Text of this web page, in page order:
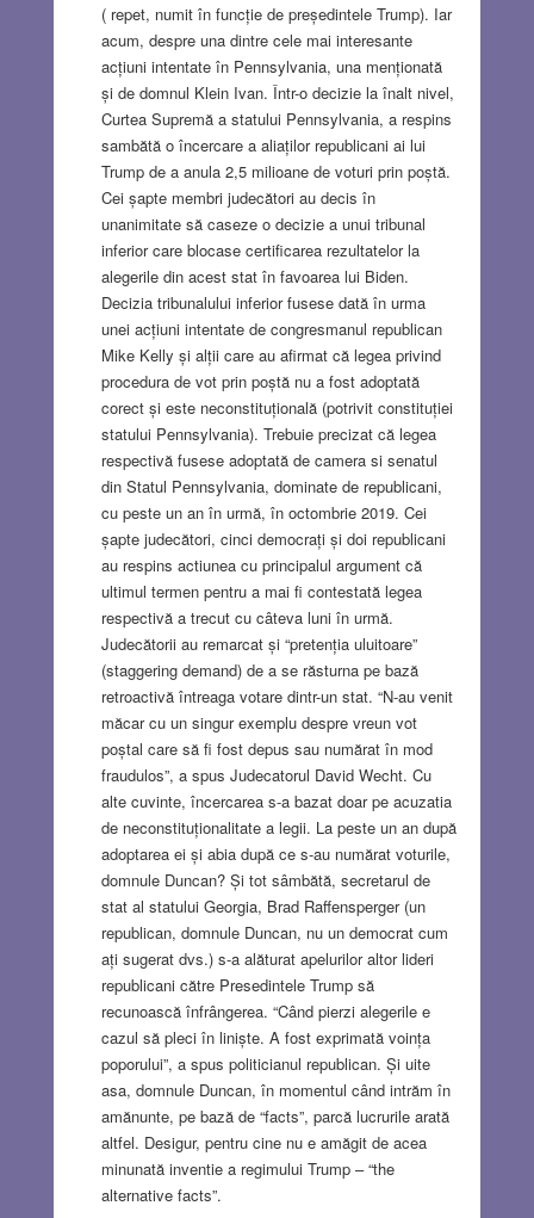
( repet, numit în funcție de președintele Trump). Iar
acum, despre una dintre cele mai interesante
acțiuni intentate în Pennsylvania, una menționată
și de domnul Klein Ivan. Într-o decizie la înalt nivel,
Curtea Supremă a statului Pennsylvania, a respins
sambătă o încercare a aliaților republicani ai lui
Trump de a anula 2,5 milioane de voturi prin poștă.
Cei șapte membri judecători au decis în
unanimitate să caseze o decizie a unui tribunal
inferior care blocase certificarea rezultatelor la
alegerile din acest stat în favoarea lui Biden.
Decizia tribunalului inferior fusese dată în urma
unei acțiuni intentate de congresmanul republican
Mike Kelly și alții care au afirmat că legea privind
procedura de vot prin poștă nu a fost adoptată
corect și este neconstituțională (potrivit constituției
statului Pennsylvania). Trebuie precizat că legea
respectivă fusese adoptată de camera si senatul
din Statul Pennsylvania, dominate de republicani,
cu peste un an în urmă, în octombrie 2019. Cei
șapte judecători, cinci democrați și doi republicani
au respins actiunea cu principalul argument că
ultimul termen pentru a mai fi contestată legea
respectivă a trecut cu câteva luni în urmă.
Judecătorii au remarcat și “pretenția uluitoare”
(staggering demand) de a se răsturna pe bază
retroactivă întreaga votare dintr-un stat. “N-au venit
măcar cu un singur exemplu despre vreun vot
poștal care să fi fost depus sau numărat în mod
fraudulos”, a spus Judecatorul David Wecht. Cu
alte cuvinte, încercarea s-a bazat doar pe acuzatia
de neconstituționalitate a legii. La peste un an după
adoptarea ei și abia după ce s-au numărat voturile,
domnule Duncan? Și tot sâmbătă, secretarul de
stat al statului Georgia, Brad Raffensperger (un
republican, domnule Duncan, nu un democrat cum
ați sugerat dvs.) s-a alăturat apelurilor altor lideri
republicani către Presedintele Trump să
recunoască înfrângerea. “Când pierzi alegerile e
cazul să pleci în liniște. A fost exprimată voința
poporului”, a spus politicianul republican. Și uite
asa, domnule Duncan, în momentul când intrăm în
amănunte, pe bază de “facts”, parcă lucrurile arată
altfel. Desigur, pentru cine nu e amăgit de acea
minunată inventie a regimului Trump – “the
alternative facts”.